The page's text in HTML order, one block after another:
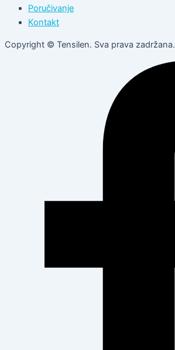
Poručivanje
Kontakt
Copyright © Tensilen. Sva prava zadržana.